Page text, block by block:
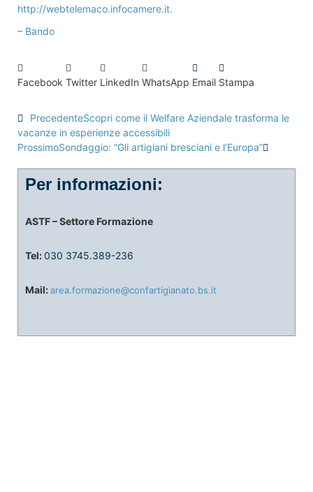
http://webtelemaco.infocamere.it.
– Bando
Facebook Twitter LinkedIn WhatsApp Email Stampa
PrecedenteScopri come il Welfare Aziendale trasforma le
vacanze in esperienze accessibili
ProssimoSondaggio: “Gli artigiani bresciani e l’Europa”
Per informazioni:
ASTF – Settore Formazione
Tel:030 3745.389-236
Mail:area.formazione@confartigianato.bs.it